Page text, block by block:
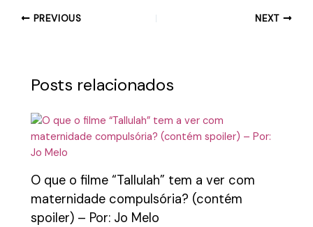
PREVIOUS NEXT
Posts relacionados
O que o filme “Tallulah” tem a ver com
maternidade compulsória? (contém
spoiler) – Por: Jo Melo